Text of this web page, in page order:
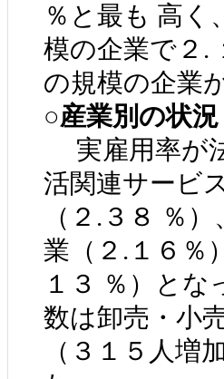
％と最も 高く
模の企業で２.
の規模の企業
○産業別の状況
実雇用率が
活関連サービ
（２.３８ ％
業（２.１６％
１３ ％）と
数は卸売・小
（３１５人増